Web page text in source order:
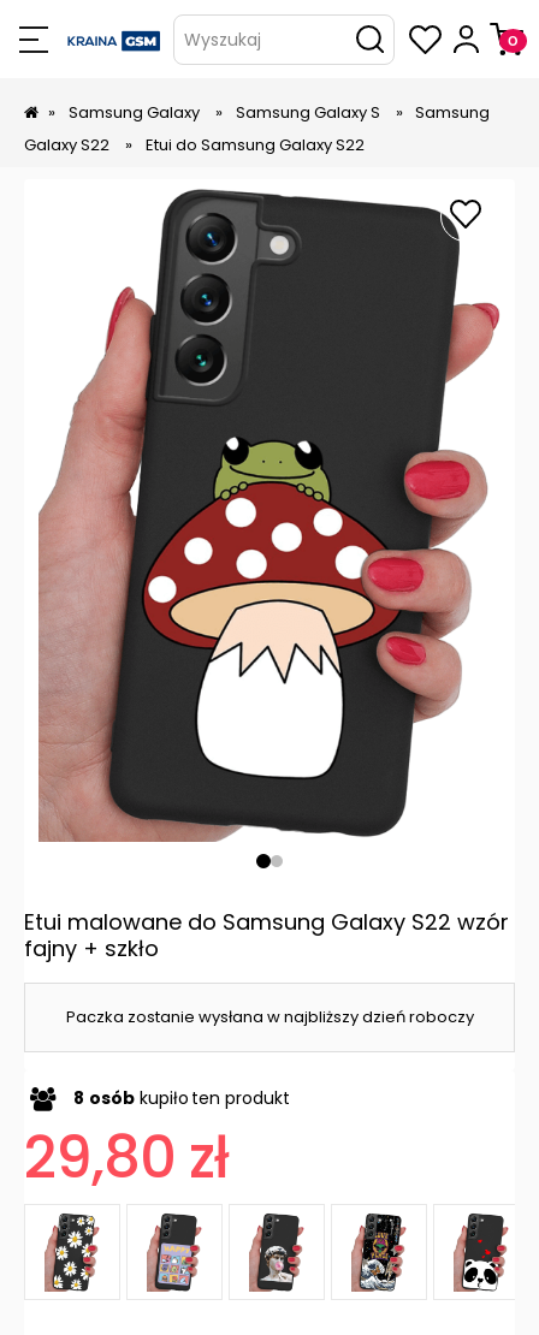
Wyszukaj
» Samsung Galaxy » Samsung Galaxy S » Samsung
Galaxy S22
» Etui do Samsung Galaxy S22
Paczka zostanie wysłana w najbliższy dzień roboczy
Etui malowane do Samsung Galaxy S22 wzór
fajny + szkło
8 osób kupiło ten produkt
29,80 zł